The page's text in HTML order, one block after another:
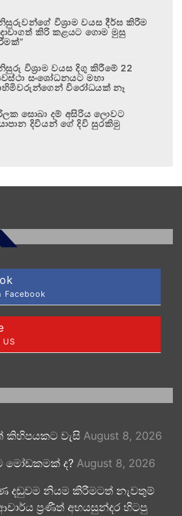
විශ්‍රාම වයස දීර්ඝ කිරීම
කිරි කළයට ගොම මුසු
විශ්‍රාම වයස දිගු කිරීමේ 22
සංශෝධනයට මහා
විරෝධයක් නෑ
සොබා දම් අසිරිය ලොවට
දිවියන් ගේ දිවි සුරකිමු
Facebook
US
කිහිපයකට වැසි August 8, 2026
මෝඩකමක් ද? August 8, 2026
දඬුවම නියම කිරීමටත් නැවතුම්
ප්‍රණීත් අභයසුන්දර හිටපු